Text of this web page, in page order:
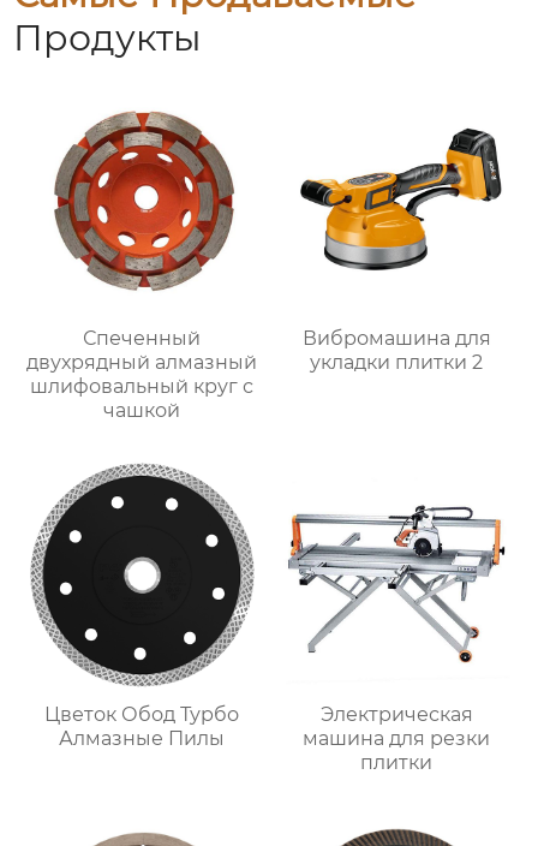
Продукты
Спеченный
двухрядный алмазный
шлифовальный круг с
чашкой
Вибромашина для
укладки плитки 2
Цветок Обод Турбо
Алмазные Пилы
Электрическая
машина для резки
плитки